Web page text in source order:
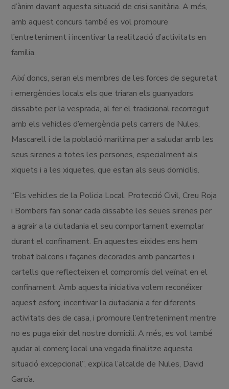
d’ànim davant aquesta situació de crisi sanitària. A més,
amb aquest concurs també es vol promoure
l’entreteniment i incentivar la realització d’activitats en
família.
Així doncs, seran els membres de les forces de seguretat
i emergències locals els que triaran els guanyadors
dissabte per la vesprada, al fer el tradicional recorregut
amb els vehicles d’emergència pels carrers de Nules,
Mascarell i de la població marítima per a saludar amb les
seus sirenes a totes les persones, especialment als
xiquets i a les xiquetes, que estan als seus domicilis.
“Els vehicles de la Policia Local, Protecció Civil, Creu Roja
i Bombers fan sonar cada dissabte les seues sirenes per
a agrair a la ciutadania el seu comportament exemplar
durant el confinament. En aquestes eixides ens hem
trobat balcons i façanes decorades amb pancartes i
cartells que reflecteixen el compromís del veïnat en el
confinament. Amb aquesta iniciativa volem reconéixer
aquest esforç, incentivar la ciutadania a fer diferents
activitats des de casa, i promoure l’entreteniment mentre
no es puga eixir del nostre domicili. A més, es vol també
ajudar al comerç local una vegada finalitze aquesta
situació excepcional”, explica l’alcalde de Nules, David
García.